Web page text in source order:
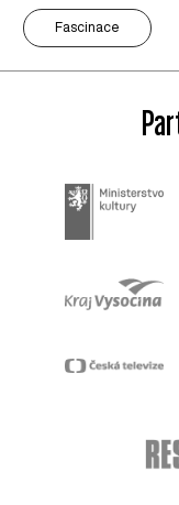
Fascinace